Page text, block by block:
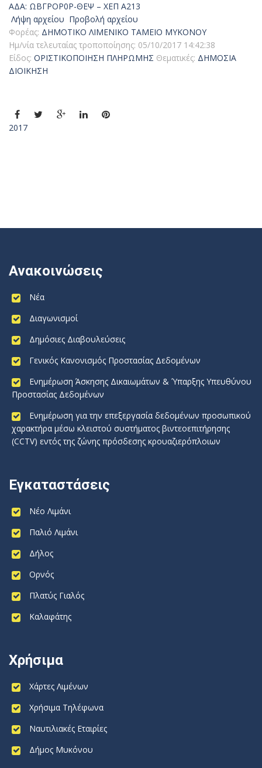
ΑΔΑ: ΩΒΓΡΟΡ0Ρ-ΘΕΨ – ΧΕΠ Α213
Λήψη αρχείου Προβολή αρχείου
Φορέας: ΔΗΜΟΤΙΚΟ ΛΙΜΕΝΙΚΟ ΤΑΜΕΙΟ ΜΥΚΟΝΟΥ
Ημ/νία τελευταίας τροποποίησης: 05/10/2017 14:42:38
Είδος: ΟΡΙΣΤΙΚΟΠΟΙΗΣΗ ΠΛΗΡΩΜΗΣ Θεματικές: ΔΗΜΟΣΙΑ
ΔΙΟΙΚΗΣΗ
2017
Ανακοινώσεις
Νέα
Διαγωνισμοί
Δημόσιες Διαβουλεύσεις
Γενικός Κανονισμός Προστασίας Δεδομένων
Ενημέρωση Άσκησης Δικαιωμάτων & Ύπαρξης Υπευθύνου
Προστασίας Δεδομένων
Ενημέρωση για την επεξεργασία δεδομένων προσωπικού
χαρακτήρα μέσω κλειστού συστήματος βιντεοεπιτήρησης
(CCTV) εντός της ζώνης πρόσδεσης κρουαζιερόπλοιων
Εγκαταστάσεις
Νέο Λιμάνι
Παλιό Λιμάνι
Δήλος
Ορνός
Πλατύς Γιαλός
Καλαφάτης
Χρήσιμα
Χάρτες Λιμένων
Χρήσιμα Τηλέφωνα
Ναυτιλιακές Εταιρίες
Δήμος Μυκόνου